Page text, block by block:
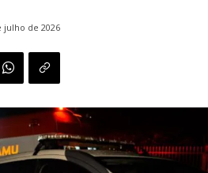
julho de 2026